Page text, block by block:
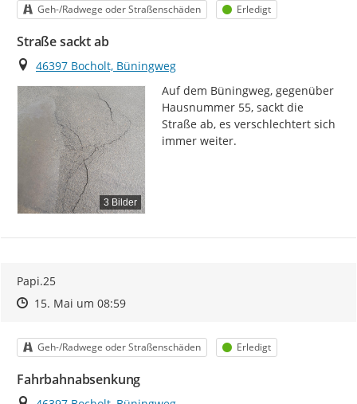
Kategorie
Geh-/Radwege oder Straßenschäden Status
Erledigt
Straße sackt ab
Ort
46397 Bocholt, Büningweg
3 Bilder
Auf dem Büningweg, gegenüber
Hausnummer 55, sackt die
Straße ab, es verschlechtert sich
immer weiter.
Papi.25
Zeitpunkt des Erstellens
Zeitpunkt des Erstellens
15. Mai um 08:59Zur Äußerung
Kategorie
Geh-/Radwege oder Straßenschäden Status
Erledigt
Fahrbahnabsenkung